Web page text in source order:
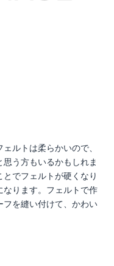
ルトは柔らかいので、
う方もいるかもしれま
でフェルトが硬くなり
ります。フェルトで作
フを縫い付けて、かわい